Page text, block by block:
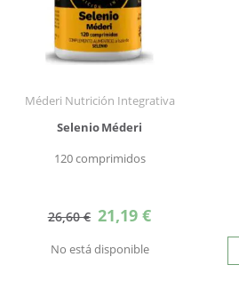
Méderi Nutrición Integrativa
Selenio Méderi
120 comprimidos
26,60 € Precio
especial
21,19 €
No está disponible